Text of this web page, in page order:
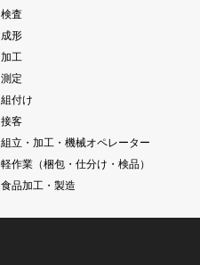
検査
成形
加工
測定
組付け
接客
組立・加工・機械オペレーター
軽作業（梱包・仕分け・検品）
食品加工・製造